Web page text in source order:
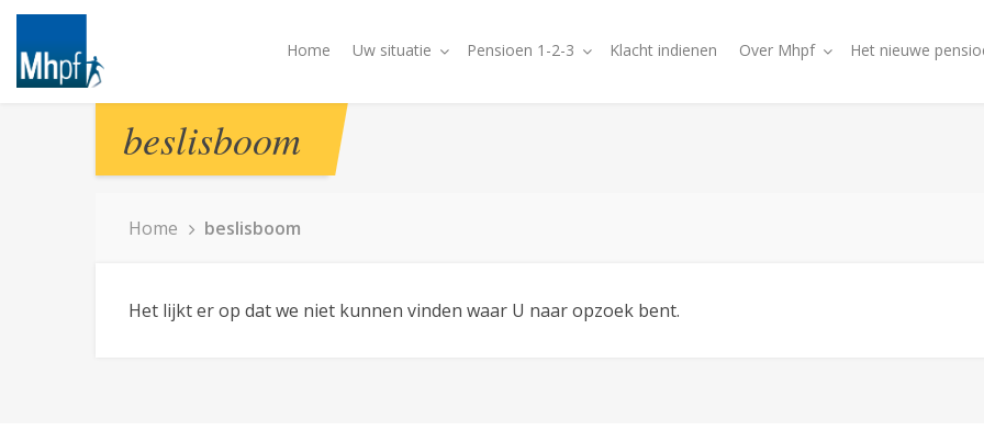
Home Uw situatie Pensioen 1-2-3 Klacht indienen Over Mhpf Het nieuwe
beslisboom
Home beslisboom
Het lijkt er op dat we niet kunnen vinden waar U naar opzoek bent.